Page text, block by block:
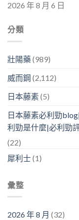
2026 年 8 月 6 日
分類
壯陽藥(989)
威而鋼 (2,112)
日本藤素(5)
日本藤素必利勁
利勁是什麼|必利勁
(22)
犀利士(1)
彙整
2026 年 8 月 (32)